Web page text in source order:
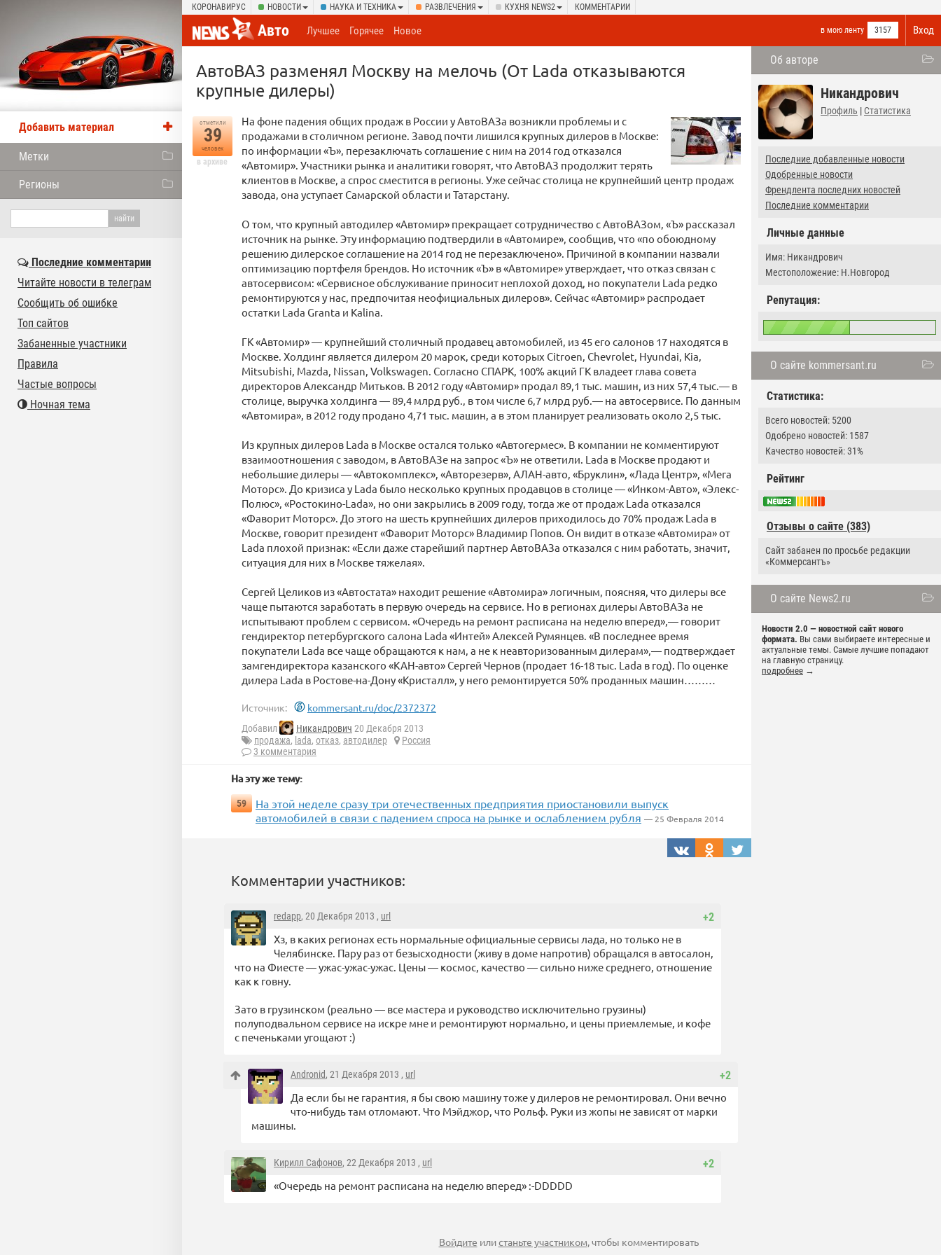
КОРОНАВИРУС НОВОСТИ НАУКА И ТЕХНИКА РАЗВЛЕЧЕНИЯ КУХНЯ NEWS2 КОММЕНТАРИИ
Вход
Авто в мою ленту 3157
Лучшее Горячее Новое
Об авторе
Никандрович
Профиль | Статистика
Последние добавленные новости
Одобренные новости
Френдлента последних новостей
Последние комментарии
Личные данные
Имя: Никандрович
Местоположение: Н.Новгород
Репутация:
О сайте kommersant.ru
Статистика:
Всего новостей: 5200
Одобрено новостей: 1587
Качество новостей: 31%
Рейтинг
Отзывы о сайте (383)
Сайт забанен по просьбе редакции
«Коммерсантъ»
О сайте News2.ru
Новости 2.0 — новостной сайт нового
формата. Вы сами выбираете интересные и
актуальные темы. Самые лучшие попадают
на главную страницу.
подробнее →
АвтоВАЗ разменял Москву на мелочь (От Lada отказываются
крупные дилеры)
отметили
39
человек
в архиве
На фоне падения общих продаж в России у АвтоВАЗа возникли проблемы и с
продажами в столичном регионе. Завод почти лишился крупных дилеров в Москве:
по информации «Ъ», перезаключать соглашение с ним на 2014 год отказался
«Автомир». Участники рынка и аналитики говорят, что АвтоВАЗ продолжит терять
клиентов в Москве, а спрос сместится в регионы. Уже сейчас столица не крупнейший центр продаж
завода, она уступает Самарской области и Татарстану.
О том, что крупный автодилер «Автомир» прекращает сотрудничество с АвтоВАЗом, «Ъ» рассказал
источник на рынке. Эту информацию подтвердили в «Автомире», сообщив, что «по обоюдному
решению дилерское соглашение на 2014 год не перезаключено». Причиной в компании назвали
оптимизацию портфеля брендов. Но источник «Ъ» в «Автомире» утверждает, что отказ связан с
автосервисом: «Сервисное обслуживание приносит неплохой доход, но покупатели Lada редко
ремонтируются у нас, предпочитая неофициальных дилеров». Сейчас «Автомир» распродает
остатки Lada Granta и Kalina.
ГК «Автомир» — крупнейший столичный продавец автомобилей, из 45 его салонов 17 находятся в
Москве. Холдинг является дилером 20 марок, среди которых Citroen, Chevrolet, Hyundai, Kia,
Mitsubishi, Mazda, Nissan, Volkswagen. Согласно СПАРК, 100% акций ГК владеет глава совета
директоров Александр Митьков. В 2012 году «Автомир» продал 89,1 тыс. машин, из них 57,4 тыс.— в
столице, выручка холдинга — 89,4 млрд руб., в том числе 6,7 млрд руб.— на автосервисе. По данным
«Автомира», в 2012 году продано 4,71 тыс. машин, а в этом планирует реализовать около 2,5 тыс.
Из крупных дилеров Lada в Москве остался только «Автогермес». В компании не комментируют
взаимоотношения с заводом, в АвтоВАЗе на запрос «Ъ» не ответили. Lada в Москве продают и
небольшие дилеры — «Автокомплекс», «Авторезерв», АЛАН-авто, «Бруклин», «Лада Центр», «Мега
Моторс». До кризиса у Lada было несколько крупных продавцов в столице — «Инком-Авто», «Элекс-
Полюс», «Ростокино-Lada», но они закрылись в 2009 году, тогда же от продаж Lada отказался
«Фаворит Моторс». До этого на шесть крупнейших дилеров приходилось до 70% продаж Lada в
Москве, говорит президент «Фаворит Моторс» Владимир Попов. Он видит в отказе «Автомира» от
Lada плохой признак: «Если даже старейший партнер АвтоВАЗа отказался с ним работать, значит,
ситуация для них в Москве тяжелая».
Сергей Целиков из «Автостата» находит решение «Автомира» логичным, поясняя, что дилеры все
чаще пытаются заработать в первую очередь на сервисе. Но в регионах дилеры АвтоВАЗа не
испытывают проблем с сервисом. «Очередь на ремонт расписана на неделю вперед»,— говорит
гендиректор петербургского салона Lada «Интей» Алексей Румянцев. «В последнее время
покупатели Lada все чаще обращаются к нам, а не к неавторизованным дилерам»,— подтверждает
замгендиректора казанского «КАН-авто» Сергей Чернов (продает 16-18 тыс. Lada в год). По оценке
дилера Lada в Ростове-на-Дону «Кристалл», у него ремонтируется 50% проданных машин………
Источник: kommersant.ru/doc/2372372
Добавил Никандрович 20 Декабря 2013
продажа, lada, отказ, автодилер
Россия
3 комментария
На эту же тему:
59
На этой неделе сразу три отечественных предприятия приостановили выпуск
автомобилей в связи с падением спроса на рынке и ослаблением рубля — 25 Февраля 2014
Комментарии участников:
+2
redapp, 20 Декабря 2013 , url
Хз, в каких регионах есть нормальные официальные сервисы лада, но только не в
Челябинске. Пару раз от безысходности (живу в доме напротив) обращался в автосалон,
что на Фиесте — ужас-ужас-ужас. Цены — космос, качество — сильно ниже среднего, отношение
как к говну.
Зато в грузинском (реально — все мастера и руководство исключительно грузины)
полуподвальном сервисе на искре мне и ремонтируют нормально, и цены приемлемые, и кофе
с печеньками угощают :)
+2
Andronid, 21 Декабря 2013 , url
Да если бы не гарантия, я бы свою машину тоже у дилеров не ремонтировал. Они вечно
что-нибудь там отломают. Что Мэйджор, что Рольф. Руки из жопы не зависят от марки
машины.
+2
Кирилл Сафонов, 22 Декабря 2013 , url
«Очередь на ремонт расписана на неделю вперед» :-DDDDD
Войдите илистаньте участником, чтобы комментировать
Добавить материал
Метки
Регионы
Последние комментарии
Читайте новости в телеграм
Сообщить об ошибке
Топ сайтов
Забаненные участники
Правила
Частые вопросы
Ночная тема